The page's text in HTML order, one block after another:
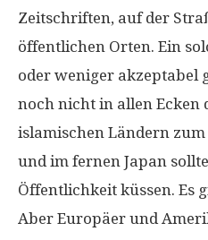
Zeitschriften, auf der
öffentlichen Orten. Ein
oder weniger akzeptabel
noch nicht in allen Ecken
islamischen Ländern
und im fernen Japan
Öffentlichkeit küssen. Es
Aber Europäer und